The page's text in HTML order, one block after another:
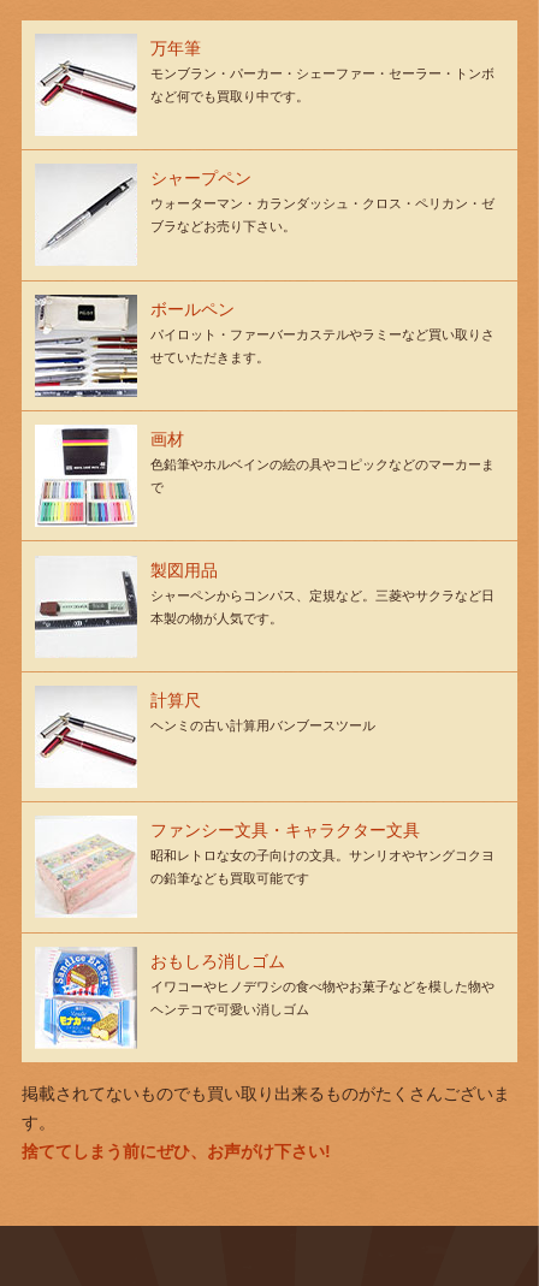
万年筆
モンブラン・パーカー・シェーファー・セーラー・トンボ
など何でも買取り中です。
シャープペン
ウォーターマン・カランダッシュ・クロス・ペリカン・ゼ
ブラなどお売り下さい。
ボールペン
パイロット・ファーバーカステルやラミーなど買い取りさ
せていただきます。
画材
色鉛筆やホルベインの絵の具やコピックなどのマーカーま
で
製図用品
シャーペンからコンパス、定規など。三菱やサクラなど日
本製の物が人気です。
計算尺
ヘンミの古い計算用バンブースツール
ファンシー文具・キャラクター文具
昭和レトロな女の子向けの文具。サンリオやヤングコクヨ
の鉛筆なども買取可能です
おもしろ消しゴム
イワコーやヒノデワシの食べ物やお菓子などを模した物や
ヘンテコで可愛い消しゴム
掲載されてないものでも買い取り出来るものがたくさんございま
す。
捨ててしまう前にぜひ、お声がけ下さい!